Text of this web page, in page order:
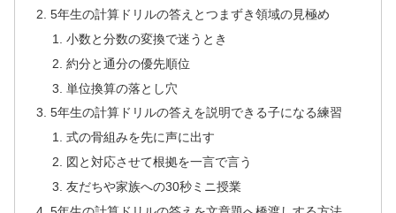
5年生の計算ドリルの答えとつまずき領域の見極め
小数と分数の変換で迷うとき
約分と通分の優先順位
単位換算の落とし穴
5年生の計算ドリルの答えを説明できる子になる練習
式の骨組みを先に声に出す
図と対応させて根拠を一言で言う
友だちや家族への30秒ミニ授業